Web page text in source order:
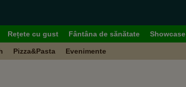
Rețete cu gust Fântâna de sănătate Showcase
Pizza&Pasta Evenimente